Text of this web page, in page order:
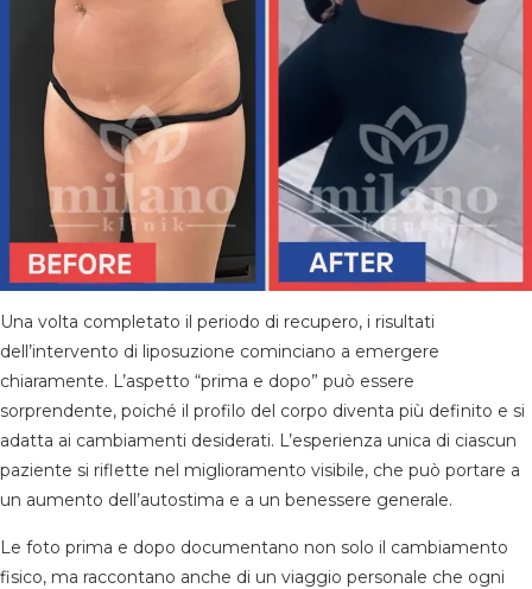
Una volta completato il periodo di recupero, i risultati
dell’intervento di liposuzione cominciano a emergere
chiaramente. L’aspetto “prima e dopo” può essere
sorprendente, poiché il profilo del corpo diventa più definito e si
adatta ai cambiamenti desiderati. L’esperienza unica di ciascun
paziente si riflette nel miglioramento visibile, che può portare a
un aumento dell’autostima e a un benessere generale.
Le foto prima e dopo documentano non solo il cambiamento
fisico, ma raccontano anche di un viaggio personale che ogni